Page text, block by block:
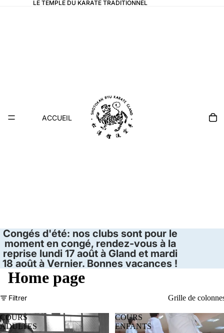
LE TEMPLE DU KARATE TRADITIONNEL
ACCUEIL
Congés d'été: nos clubs sont pour le
moment en congé, rendez-vous à la
reprise lundi 17 août à Gland et mardi
18 août à Vernier. Bonnes vacances !
Home page
Filtrer Grille de
COURS
ADULTES
COURS
ENFANTS